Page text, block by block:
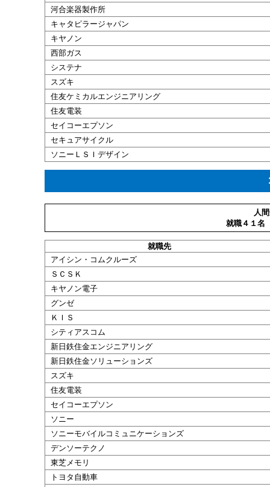
河合楽器製作所
キャタピラージャパン
キヤノン
西部ガス
システナ
スズキ
住友ケミカルエンジニアリング
住友電装
セイコーエプソン
セキュアサイクル
ソニーＬＳＩデザイン
人
就職４１名
就職先
アイシン・コムクルーズ
ＳＣＳＫ
キヤノン電子
グンゼ
ＫＩＳ
シティアスコム
新日鉄住金エンジニアリング
新日鉄住金ソリューションズ
スズキ
住友電装
セイコーエプソン
ソニー
ソニーモバイルコミュニケーションズ
デンソーテクノ
東芝メモリ
トヨタ自動車